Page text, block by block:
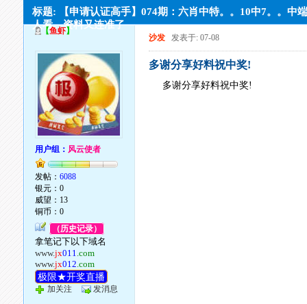
标题: 【申请认证高手】074期：六肖中特。。10中7。。中
人看。资料又连准了
【鱼虾】
用户组： 风云使者
发帖：6088
银元：0
威望：13
铜币：0
（历史记录）
拿笔记下以下域名
www.jx011.com
www.jx012.com
极限★开奖直播
加关注 发消息
沙发 发表于: 07-08
多谢分享好料祝中奖!
多谢分享好料祝中奖!